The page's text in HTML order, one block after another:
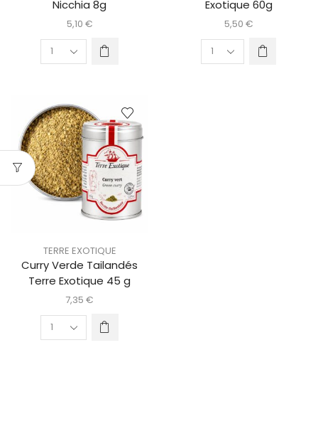
Nicchia 8g
5,10 €
Exotique 60g
5,50 €
TERRE EXOTIQUE
Curry Verde Tailandés
Terre Exotique 45 g
7,35 €